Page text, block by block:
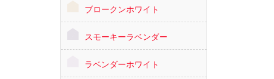
ブロークンホワイト
スモーキーラベンダー
ラベンダーホワイト